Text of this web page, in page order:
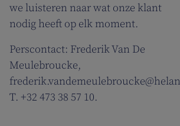
we luisteren naar wat onze klant
nodig heeft op elk moment.
Perscontact: Frederik Van De
Meulebroucke,
T. +32 473 38 57 10.